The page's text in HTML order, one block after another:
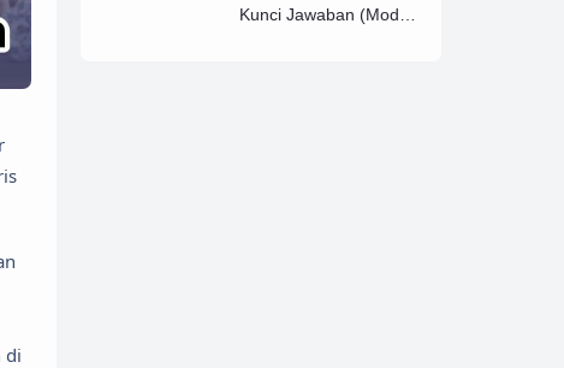
di
Kunci Jawaban (Model